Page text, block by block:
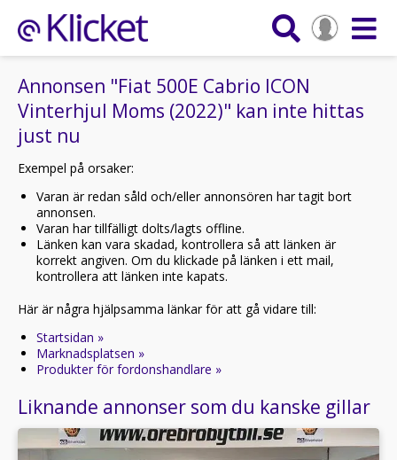
Annonsen "Fiat 500E Cabrio ICON
Vinterhjul Moms (2022)" kan inte hittas
just nu
Exempel på orsaker:
Varan är redan såld och/eller annonsören har tagit bort
annonsen.
Varan har tillfälligt dolts/lagts offline.
Länken kan vara skadad, kontrollera så att länken är
korrekt angiven. Om du klickade på länken i ett mail,
kontrollera att länken inte kapats.
Här är några hjälpsamma länkar för att gå vidare till:
Startsidan »
Marknadsplatsen »
Produkter för fordonshandlare »
Liknande annonser som du kanske gillar